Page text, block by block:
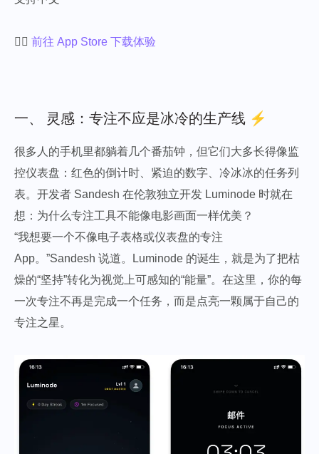
👉🏻 前往 App Store 下载体验
一、 灵感：专注不应是冰冷的生产线 ⚡️
很多人的手机里都躺着几个番茄钟，但它们大多长得像监
控仪表盘：红色的倒计时、紧迫的数字、冷冰冰的任务列
表。开发者 Sandesh 在伦敦独立开发 Luminode 时就在
想：为什么专注工具不能像电影画面一样优美？
“我想要一个不像电子表格或仪表盘的专注
App。”Sandesh 说道。Luminode 的诞生，就是为了把枯
燥的“坚持”转化为视觉上可感知的“能量”。在这里，你的每
一次专注不再是完成一个任务，而是点亮一颗属于自己的
专注之星。